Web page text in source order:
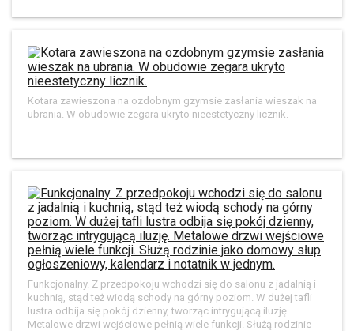
Kotara zawieszona na ozdobnym gzymsie zasłania wieszak na
ubrania. W obudowie zegara ukryto nieestetyczny licznik.
Funkcjonalny. Z przedpokoju wchodzi się do salonu z jadalnią i
kuchnią, stąd też wiodą schody na górny poziom. W dużej tafli
lustra odbija się pokój dzienny, tworząc intrygującą iluzję.
Metalowe drzwi wejściowe pełnią wiele funkcji. Służą rodzinie